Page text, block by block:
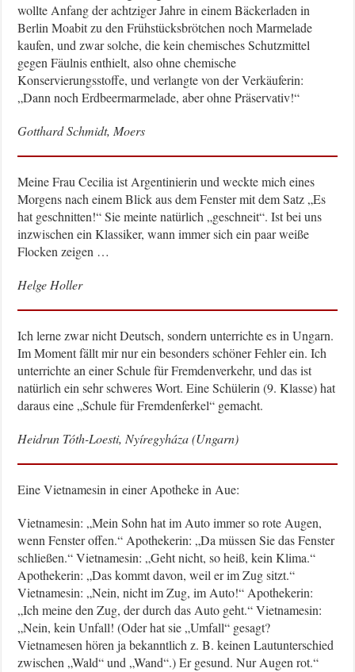
wollte Anfang der achtziger Jahre in einem Bäckerladen in
Berlin Moabit zu den Frühstücksbrötchen noch Marmelade
kaufen, und zwar solche, die kein chemisches Schutzmittel
gegen Fäulnis enthielt, also ohne chemische
Konservierungsstoffe, und verlangte von der Verkäuferin:
„Dann noch Erdbeermarmelade, aber ohne Präservativ!“
Gotthard Schmidt, Moers
Meine Frau Cecilia ist Argentinierin und weckte mich eines
Morgens nach einem Blick aus dem Fenster mit dem Satz „Es
hat geschnitten!“ Sie meinte natürlich „geschneit“. Ist bei uns
inzwischen ein Klassiker, wann immer sich ein paar weiße
Flocken zeigen …
Helge Holler
Ich lerne zwar nicht Deutsch, sondern unterrichte es in Ungarn.
Im Moment fällt mir nur ein besonders schöner Fehler ein. Ich
unterrichte an einer Schule für Fremdenverkehr, und das ist
natürlich ein sehr schweres Wort. Eine Schülerin (9. Klasse) hat
daraus eine „Schule für Fremdenferkel“ gemacht.
Heidrun Tóth-Loesti, Nyíregyháza (Ungarn)
Eine Vietnamesin in einer Apotheke in Aue:
Vietnamesin: „Mein Sohn hat im Auto immer so rote Augen,
wenn Fenster offen.“ Apothekerin: „Da müssen Sie das Fenster
schließen.“ Vietnamesin: „Geht nicht, so heiß, kein Klima.“
Apothekerin: „Das kommt davon, weil er im Zug sitzt.“
Vietnamesin: „Nein, nicht im Zug, im Auto!“ Apothekerin:
„Ich meine den Zug, der durch das Auto geht.“ Vietnamesin:
„Nein, kein Unfall! (Oder hat sie „Umfall“ gesagt?
Vietnamesen hören ja bekanntlich z. B. keinen Lautunterschied
zwischen „Wald“ und „Wand“.) Er gesund. Nur Augen rot.“